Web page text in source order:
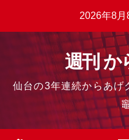
2026年8月
週刊 か
仙台の3年連続からあ